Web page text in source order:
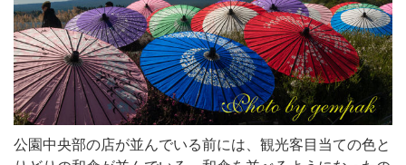
公園中央部の店が並んでいる前には、観光客目当ての色と